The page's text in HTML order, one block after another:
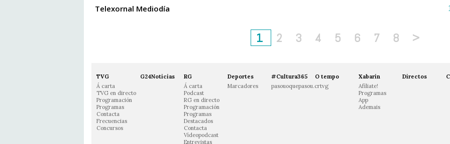
Telexornal Mediodía
1 2 3 4 5 6 7 8 >
TVG
Á carta
TVG en directo
Programación
Programas
Contacta
Frecuencias
Concursos
G24Noticias
RG
Á carta
Podcast
RG en directo
Programación
Programas
Destacados
Contacta
Vídeopodcast
Entrevistas
Deportes
Marcadores
#Cultura365
pasouoquepasou.crtvg
O tempo
Xabarín
Afíliate!
Programas
App
Ademais
Directos